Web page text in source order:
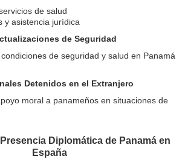
de salud
y asistencia jurídica
de Seguridad
de seguridad y salud en Panamá
Detenidos en el Extranjero
moral a panameños en situaciones de
Diplomática de Panamá en
España